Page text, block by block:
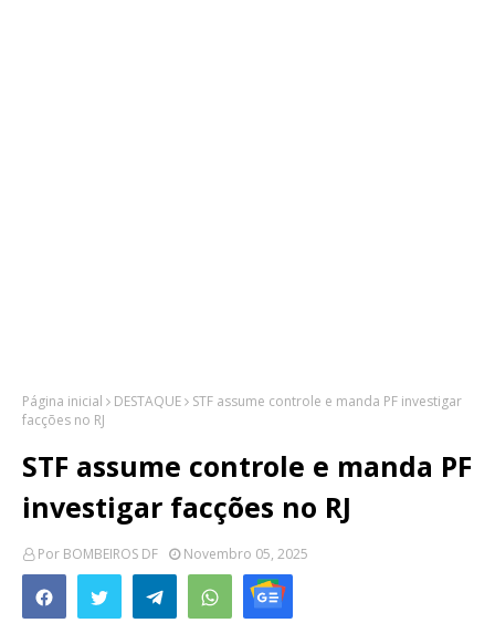
Página inicial DESTAQUE
STF assume controle e manda PF investigar
facções no RJ
STF assume controle e manda PF
investigar facções no RJ
Por BOMBEIROS DF Novembro 05, 2025